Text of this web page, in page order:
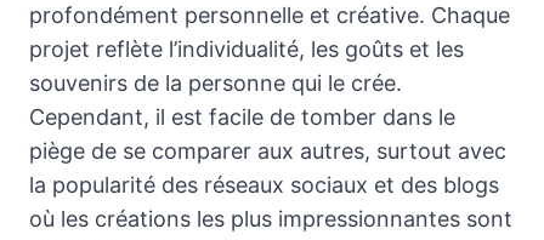
profondément personnelle et créative. Chaque
projet reflète l’individualité, les goûts et les
souvenirs de la personne qui le crée.
Cependant, il est facile de tomber dans le
piège de se comparer aux autres, surtout avec
la popularité des réseaux sociaux et des blogs
où les créations les plus impressionnantes sont